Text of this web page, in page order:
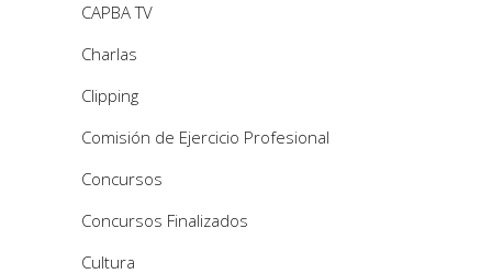
CAPBA TV
Charlas
Clipping
Comisión de Ejercicio Profesional
Concursos
Concursos Finalizados
Cultura